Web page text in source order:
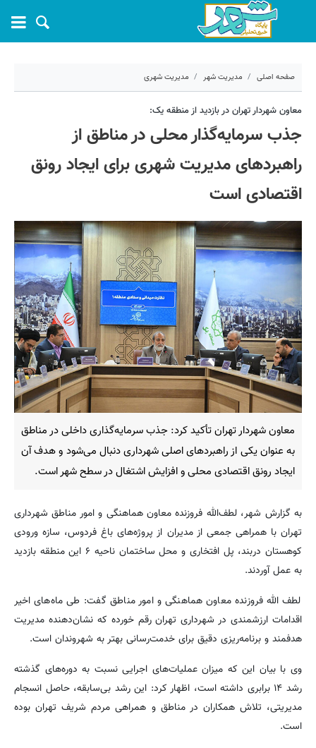
صفحه اصلی مدیریت شهر مدیریت شهری
۸ اردیبهشت ۱۴۰۴ - ۰۹:۵۳
کد مطلب:67615
معاون شهردار تهران در بازدید از منطقه یک:
جذب سرمایه‌گذار محلی در مناطق از
راهبردهای مدیریت شهری برای ایجاد رونق
اقتصادی است
معاون شهردار تهران تأکید کرد: جذب سرمایه‌گذاری داخلی در مناطق
به عنوان یکی از راهبردهای اصلی شهرداری دنبال می‌شود و هدف آن
ایجاد رونق اقتصادی محلی و افزایش اشتغال در سطح شهر است.
به گزارش شهر، لطف‌الله فروزنده معاون هماهنگی و امور مناطق شهرداری
تهران با همراهی جمعی از مدیران از پروژه‌های باغ فردوس، سازه ورودی
کوهستان دربند، پل افتخاری و محل ساختمان ناحیه ۶ این منطقه بازدید
به عمل آوردند.
لطف الله فروزنده معاون هماهنگی و امور مناطق گفت: طی ماه‌های اخیر
اقدامات ارزشمندی در شهرداری تهران رقم خورده که نشان‌دهنده مدیریت
هدفمند و برنامه‌ریزی دقیق برای خدمت‌رسانی بهتر به شهروندان است.
وی با بیان این که میزان عملیات‌های اجرایی نسبت به دوره‌های گذشته
رشد ۱۴ برابری داشته است، اظهار کرد: این رشد بی‌سابقه، حاصل انسجام
مدیریتی، تلاش همکاران در مناطق و همراهی مردم شریف تهران بوده
است.